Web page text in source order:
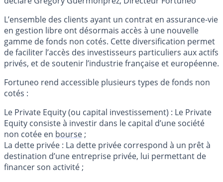
L’ensemble des clients ayant un contrat en assurance-vie
en gestion libre ont désormais accès à une nouvelle
gamme de fonds non cotés. Cette diversification permet
de faciliter l’accès des investisseurs particuliers aux actifs
privés, et de soutenir l’industrie française et européenne.
Fortuneo rend accessible plusieurs types de fonds non
cotés :
Le Private Equity (ou capital investissement) : Le Private
Equity consiste à investir dans le capital d’une société
non cotée en bourse ;
La dette privée : La dette privée correspond à un prêt à
destination d’une entreprise privée, lui permettant de
financer son activité ;